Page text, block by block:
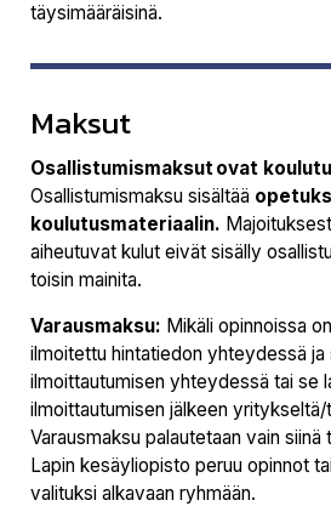
täysimääräisinä.
Maksut
Osallistumismaksut ovat
Osallistumismaksu sisältää
koulutusmateriaalin.
aiheutuvat kulut eivät sisälly
toisin mainita.
Varausmaksu: Mikäli opinnoissa
ilmoitettu hintatiedon yhteydessä ja
ilmoittautumisen yhteydessä tai se
ilmoittautumisen jälkeen yritykseltä/
Varausmaksu palautetaan vain
Lapin kesäyliopisto peruu opinnot
valituksi alkavaan ryhmään.